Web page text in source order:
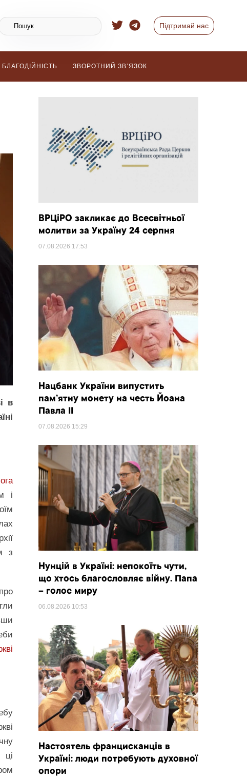
Підтримай нас
БЛАГОДІЙНІСТЬ ЗВОРОТНИЙ ЗВ’ЯЗОК
в
і
з
ці
ВРЦіРО закликає до Всесвітньої
молитви за Україну 24 серпня
07.08.2026 17:53
Нацбанк України випустить
пам’ятну монету на честь Йоана
Павла II
07.08.2026 15:29
Нунцій в Україні: непокоїть чути,
що хтось благословляє війну. Папа
– голос миру
06.08.2026 10:53
Настоятель францисканців в
Україні: люди потребують духовної
опори